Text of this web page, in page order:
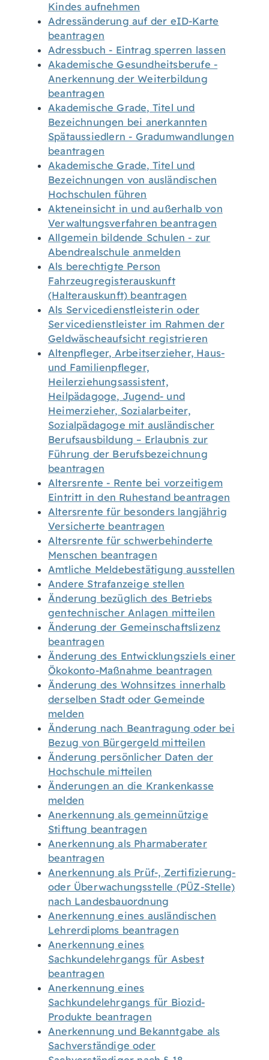
Kindes aufnehmen
Adressänderung auf der eID-Karte
beantragen
Adressbuch - Eintrag sperren lassen
Akademische Gesundheitsberufe -
Anerkennung der Weiterbildung
beantragen
Akademische Grade, Titel und
Bezeichnungen bei anerkannten
Spätaussiedlern - Gradumwandlungen
beantragen
Akademische Grade, Titel und
Bezeichnungen von ausländischen
Hochschulen führen
Akteneinsicht in und außerhalb von
Verwaltungsverfahren beantragen
Allgemein bildende Schulen - zur
Abendrealschule anmelden
Als berechtigte Person
Fahrzeugregisterauskunft
(Halterauskunft) beantragen
Als Servicedienstleisterin oder
Servicedienstleister im Rahmen der
Geldwäscheaufsicht registrieren
Altenpfleger, Arbeitserzieher, Haus-
und Familienpfleger,
Heilerziehungsassistent,
Heilpädagoge, Jugend- und
Heimerzieher, Sozialarbeiter,
Sozialpädagoge mit ausländischer
Berufsausbildung – Erlaubnis zur
Führung der Berufsbezeichnung
beantragen
Altersrente - Rente bei vorzeitigem
Eintritt in den Ruhestand beantragen
Altersrente für besonders langjährig
Versicherte beantragen
Altersrente für schwerbehinderte
Menschen beantragen
Amtliche Meldebestätigung ausstellen
Andere Strafanzeige stellen
Änderung bezüglich des Betriebs
gentechnischer Anlagen mitteilen
Änderung der Gemeinschaftslizenz
beantragen
Änderung des Entwicklungsziels einer
Ökokonto-Maßnahme beantragen
Änderung des Wohnsitzes innerhalb
derselben Stadt oder Gemeinde
melden
Änderung nach Beantragung oder bei
Bezug von Bürgergeld mitteilen
Änderung persönlicher Daten der
Hochschule mitteilen
Änderungen an die Krankenkasse
melden
Anerkennung als gemeinnützige
Stiftung beantragen
Anerkennung als Pharmaberater
beantragen
Anerkennung als Prüf-, Zertifizierung-
oder Überwachungsstelle (PÜZ-Stelle)
nach Landesbauordnung
Anerkennung eines ausländischen
Lehrerdiploms beantragen
Anerkennung eines
Sachkundelehrgangs für Asbest
beantragen
Anerkennung eines
Sachkundelehrgangs für Biozid-
Produkte beantragen
Anerkennung und Bekanntgabe als
Sachverständige oder